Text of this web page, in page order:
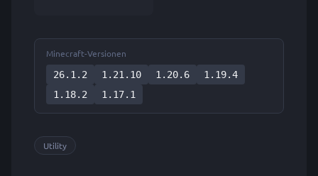
Minecraft-Versionen
26.1.2
1.21.10 1.20.6
1.19.4
1.18.2
1.17.1
Utility